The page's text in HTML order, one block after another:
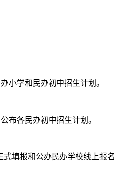
小学和民办初中招生计划。
布各民办初中招生计划。
填报和公办民办学校线上报